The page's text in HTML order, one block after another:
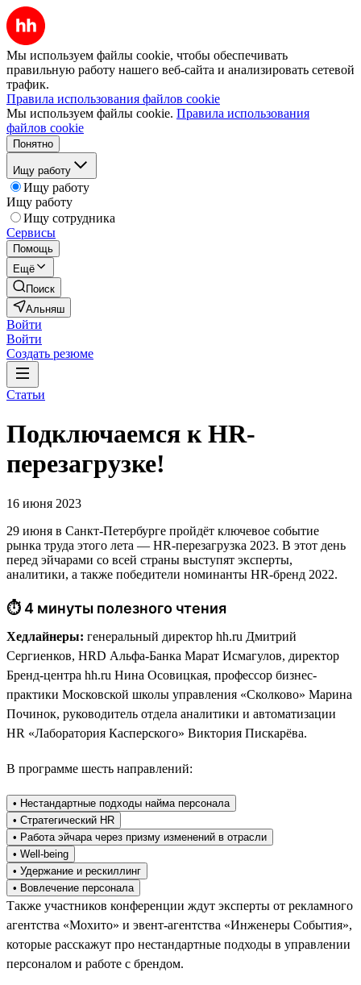
Мы используем файлы cookie, чтобы обеспечивать
правильную работу нашего веб-сайта и анализировать сетевой
трафик.
Правила использования файлов cookie
Мы используем файлы cookie. Правила использования
файлов cookie
Понятно
Ищу работу
Ищу работу
Ищу работу
Ищу сотрудника
Сервисы
Помощь
Ещё
Поиск
Альняш
Войти
Войти
Создать резюме
Статьи
Подключаемся к HR-
перезагрузке!
16 июня 2023
29 июня в Санкт-Петербурге пройдёт ключевое событие
рынка труда этого лета — HR-перезагрузка 2023. В этот день
перед эйчарами со всей страны выступят эксперты,
аналитики, а также победители номинанты HR-бренд 2022.
⏱ 4 минуты полезного чтения
Хедлайнеры: генеральный директор hh.ru Дмитрий
Сергиенков, HRD Альфа-Банка Марат Исмагулов, директор
Бренд-центра hh.ru Нина Осовицкая, профессор бизнес-
практики Московской школы управления «Сколково» Марина
Починок, руководитель отдела аналитики и автоматизации
HR «Лаборатория Касперского» Виктория Пискарёва.
В программе шесть направлений:
• Нестандартные подходы найма персонала
• Стратегический HR
• Работа эйчара через призму изменений в отрасли
• Well-being
• Удержание и рескиллинг
• Вовлечение персонала
Также участников конференции ждут эксперты от рекламного
агентства «Мохито» и эвент-агентства «Инженеры События»,
которые расскажут про нестандартные подходы в управлении
персоналом и работе с брендом.